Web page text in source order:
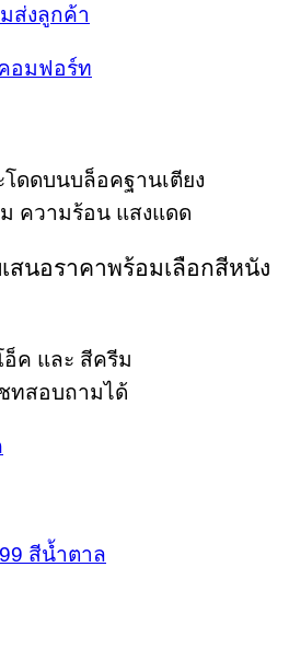
โดดบนบล็อคฐานเตียง
ความร้อน แสงแดด
สนอราคาพร้อมเลือกสีหนัง
ค และ สีครีม
ทสอบถามได้